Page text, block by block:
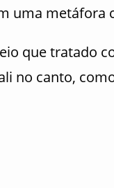
uma metáfora
que tratado
no canto,